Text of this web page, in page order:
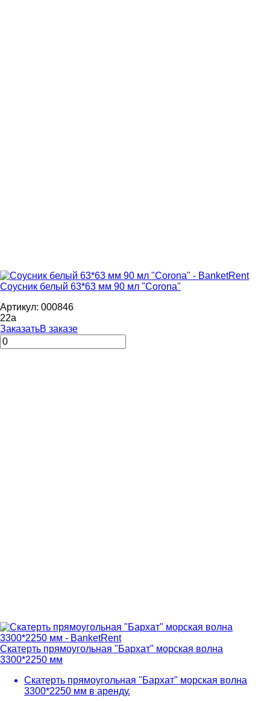
Соусник белый 63*63 мм 90 мл "Corona"
Артикул: 000846
22a
ЗаказатьВ заказе
Скатерть прямоугольная "Бархат" морская волна
3300*2250 мм
Скатерть прямоугольная "Бархат" морская волна
3300*2250 мм в аренду.